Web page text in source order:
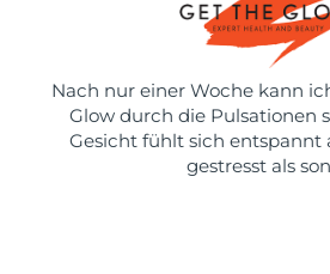
Nach nur einer Woche kann
Glow durch die Pulsationen
Gesicht fühlt sich entspannt
gestresst als